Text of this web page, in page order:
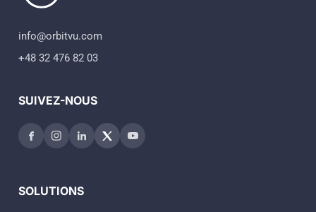
info@orbitvu.com
+48 32 476 82 03
SUIVEZ-NOUS
SOLUTIONS